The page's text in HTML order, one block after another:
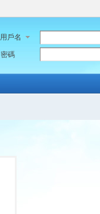
用戶名
密碼